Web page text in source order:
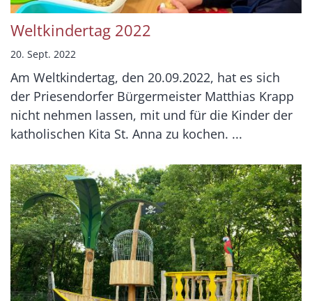
Weltkindertag 2022
20. Sept. 2022
Am Weltkindertag, den 20.09.2022, hat es sich
der Priesendorfer Bürgermeister Matthias Krapp
nicht nehmen lassen, mit und für die Kinder der
katholischen Kita St. Anna zu kochen. ...